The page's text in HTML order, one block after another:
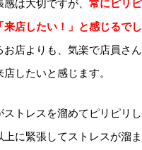
は大切ですが、 常にピリ
来店したい！」と感じるで
お店よりも、気楽で店員さ
店したいと感じます。
ストレスを溜めてピリピリ
上に緊張してストレスが溜ま